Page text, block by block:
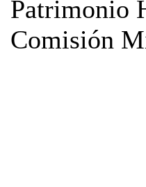
Patrimonio
Comisión